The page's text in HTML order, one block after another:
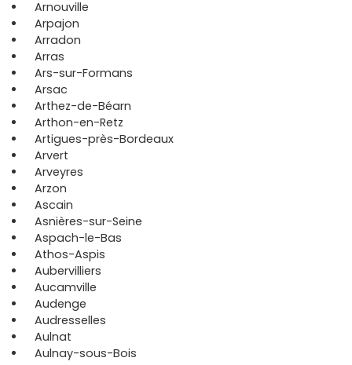
Arnouville
Arpajon
Arradon
Arras
Ars-sur-Formans
Arsac
Arthez-de-Béarn
Arthon-en-Retz
Artigues-près-Bordeaux
Arvert
Arveyres
Arzon
Ascain
Asnières-sur-Seine
Aspach-le-Bas
Athos-Aspis
Aubervilliers
Aucamville
Audenge
Audresselles
Aulnat
Aulnay-sous-Bois